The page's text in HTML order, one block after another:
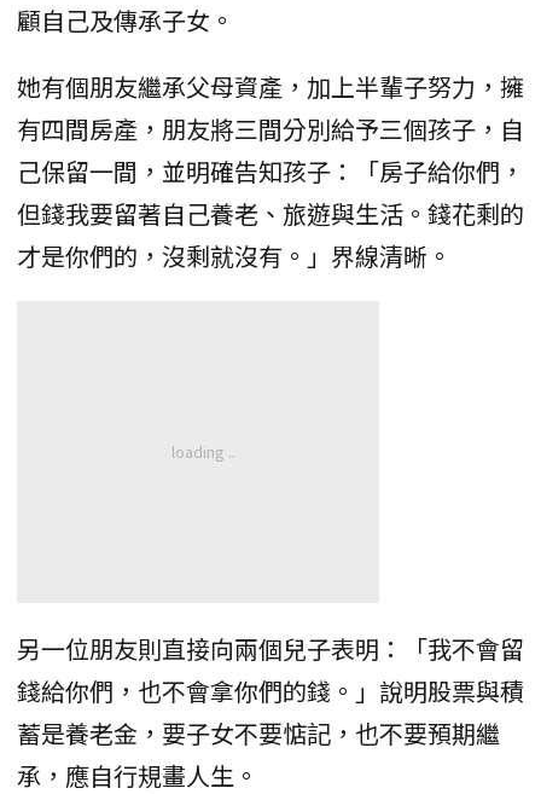
顧自己及傳承子女。
她有個朋友繼承父母資產，加上半輩子努力，擁
有四間房產，朋友將三間分別給予三個孩子，自
己保留一間，並明確告知孩子：「房子給你們，
但錢我要留著自己養老、旅遊與生活。錢花剩的
才是你們的，沒剩就沒有。」界線清晰。
另一位朋友則直接向兩個兒子表明：「我不會留
錢給你們，也不會拿你們的錢。」說明股票與積
蓄是養老金，要子女不要惦記，也不要預期繼
承，應自行規畫人生。